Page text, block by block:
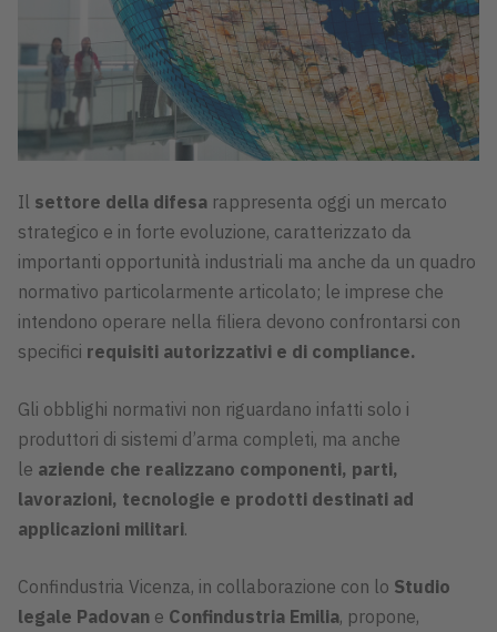
Il settore della difesa rappresenta oggi un mercato
strategico e in forte evoluzione, caratterizzato da
importanti opportunità industriali ma anche da un quadro
normativo particolarmente articolato; le imprese che
intendono operare nella filiera devono confrontarsi con
specifici requisiti autorizzativi e di compliance.
Gli obblighi normativi non riguardano infatti solo i
produttori di sistemi d’arma completi, ma anche
le aziende che realizzano componenti, parti,
lavorazioni, tecnologie e prodotti destinati ad
applicazioni militari.
Confindustria Vicenza, in collaborazione con lo Studio
legale Padovan e Confindustria Emilia, propone,